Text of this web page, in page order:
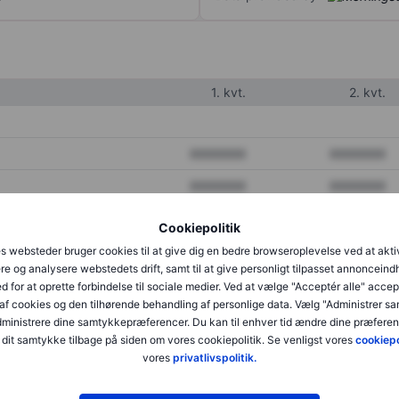
Cookiepolitik
websteder bruger cookies til at give dig en bedre browseroplevelse ved at
og analysere webstedets drift, samt til at give personligt tilpasset
for at oprette forbindelse til sociale medier. Ved at vælge "Acceptér alle"
cookies og den tilhørende behandling af personlige data. Vælg "Administrer
dine samtykkepræferencer. Du kan til enhver tid ændre dine
samtykke tilbage på siden om vores cookiepolitik. Se venligst vores
vores privatlivspolitik.
1. kvt. 2. kvt.
XXXXXXX XXXXXXX
XXXXXXX